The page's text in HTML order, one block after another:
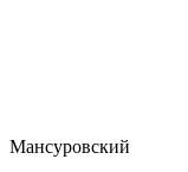
Мансуровский